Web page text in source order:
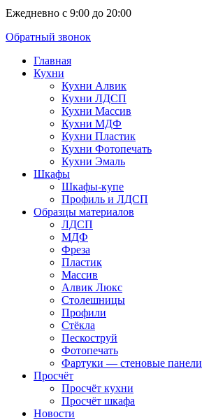
Ежедневно с 9:00 до 20:00
Обратный звонок
Главная
Кухни
Кухни Алвик
Кухни ЛДСП
Кухни Массив
Кухни МДФ
Кухни Пластик
Кухни Фотопечать
Кухни Эмаль
Шкафы
Шкафы-купе
Профиль и ЛДСП
Образцы материалов
ЛДСП
МДФ
Фреза
Пластик
Массив
Алвик Люкс
Столешницы
Профили
Стёкла
Пескоструй
Фотопечать
Фартуки — стеновые панели
Просчёт
Просчёт кухни
Просчёт шкафа
Новости